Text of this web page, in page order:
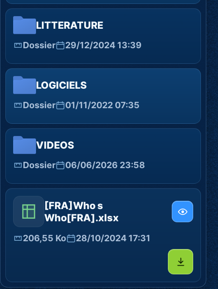
LITTERATURE
Dossier 29/12/2024 13:39
LOGICIELS
Dossier 01/11/2022 07:35
VIDEOS
Dossier 06/06/2026 23:58
[FRA]Who s
Who[FRA].xlsx
206,55 Ko 28/10/2024 17:31